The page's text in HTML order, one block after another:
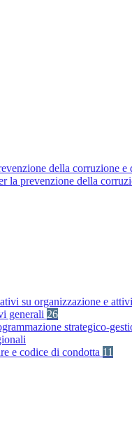
della corruzione e
la prevenzione della
su organizzazione e
generali 26
strategico-
e codice di condotta 11